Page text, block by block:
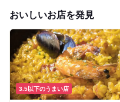
おいしいお店を発見
3.5以下のうまい店